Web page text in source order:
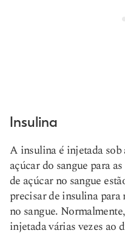
Insulina
A insulina é injetada sob
açúcar do sangue para
de açúcar no sangue
precisar de insulina
no sangue.
injetada várias vezes ao